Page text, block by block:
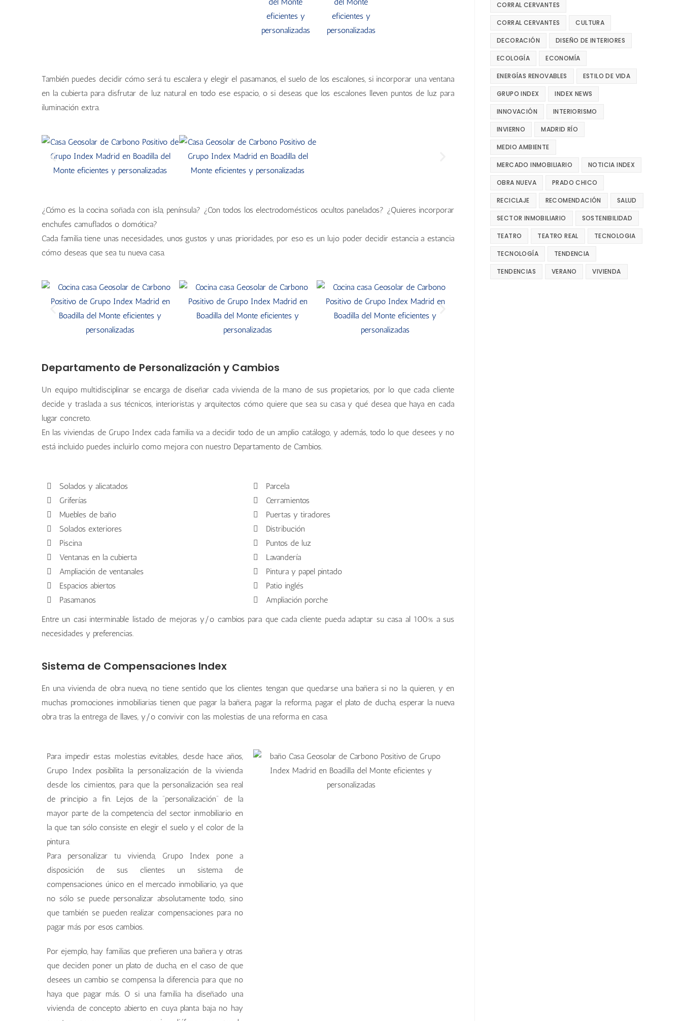
También puedes decidir cómo será tu escalera y elegir el pasamanos, el suelo de los escalones, si incorporar una ventana
en la cubierta para disfrutar de luz natural en todo ese espacio, o si deseas que los escalones lleven puntos de luz para
iluminación extra.
¿Cómo es la cocina soñada con isla, península? ¿Con todos los electrodomésticos ocultos panelados? ¿Quieres incorporar
enchufes camuflados o domótica?
Cada familia tiene unas necesidades, unos gustos y unas prioridades, por eso es un lujo poder decidir estancia a estancia
cómo deseas que sea tu nueva casa.
Departamento de Personalización y Cambios
Un equipo multidisciplinar se encarga de diseñar cada vivienda de la mano de sus propietarios, por lo que cada cliente
decide y traslada a sus técnicos, interioristas y arquitectos cómo quiere que sea su casa y qué desea que haya en cada
lugar concreto.
En las viviendas de Grupo Index cada familia va a decidir todo de un amplio catálogo, y además, todo lo que desees y no
está incluido puedes incluirlo como mejora con nuestro Departamento de Cambios.
Solados y alicatados
Griferías
Muebles de baño
Solados exteriores
Piscina
Ventanas en la cubierta
Ampliación de ventanales
Espacios abiertos
Pasamanos
Parcela
Cerramientos
Puertas y tiradores
Distribución
Puntos de luz
Lavandería
Pintura y papel pintado
Patio inglés
Ampliación porche
Entre un casi interminable listado de mejoras y/o cambios para que cada cliente pueda adaptar su casa al 100% a sus
necesidades y preferencias.
Sistema de Compensaciones Index
En una vivienda de obra nueva, no tiene sentido que los clientes tengan que quedarse una bañera si no la quieren, y en
muchas promociones inmobiliarias tienen que pagar la bañera, pagar la reforma, pagar el plato de ducha, esperar la nueva
obra tras la entrega de llaves, y/o convivir con las molestias de una reforma en casa.
Para impedir estas molestias evitables, desde hace años,
Grupo Index posibilita la personalización de la vivienda
desde los cimientos, para que la personalización sea real
de principio a fin. Lejos de la “personalización” de la
mayor parte de la competencia del sector inmobiliario en
la que tan sólo consiste en elegir el suelo y el color de la
pintura.
Para personalizar tu vivienda, Grupo Index pone a
disposición de sus clientes un sistema de
compensaciones único en el mercado inmobiliario, ya que
no sólo se puede personalizar absolutamente todo, sino
que también se pueden realizar compensaciones para no
pagar más por esos cambios.
Por ejemplo, hay familias que prefieren una bañera y otras
que deciden poner un plato de ducha, en el caso de que
desees un cambio se compensa la diferencia para que no
haya que pagar más. O si una familia ha diseñado una
vivienda de concepto abierto en cuya planta baja no hay
CORRAL CERVANTES
CORRAL CERVANTES CULTURA
DECORACIÓN DISEÑO DE INTERIORES
ECOLOGÍA ECONOMÍA
ENERGÍAS RENOVABLES ESTILO DE VIDA
GRUPO INDEX INDEX NEWS
INNOVACIÓN INTERIORISMO
INVIERNO MADRID RÍO
MEDIO AMBIENTE
MERCADO INMOBILIARIO NOTICIA INDEX
OBRA NUEVA PRADO CHICO
RECICLAJE RECOMENDACIÓN SALUD
SECTOR INMOBILIARIO SOSTENIBILIDAD
TEATRO TEATRO REAL TECNOLOGIA
TECNOLOGÍA TENDENCIA
TENDENCIAS VERANO VIVIENDA